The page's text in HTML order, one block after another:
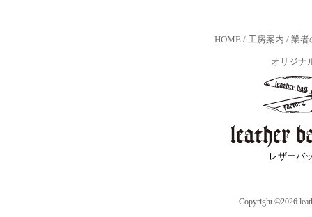
HOME / 工房案内 / 業者
オリジナ
レザーバ
Copyright ©2026